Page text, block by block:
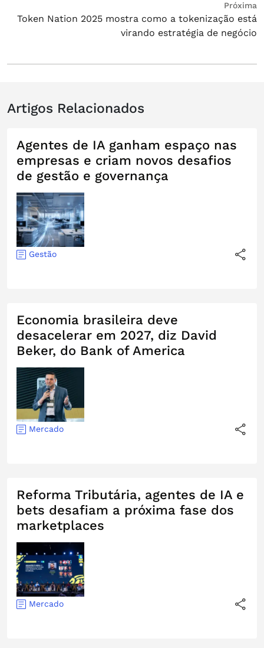
Próxima
post:
Token Nation 2025 mostra como a tokenização está
virando estratégia de negócio
Artigos Relacionados
Agentes de IA ganham espaço nas
empresas e criam novos desafios
de gestão e governança
Gestão
Economia brasileira deve
desacelerar em 2027, diz David
Beker, do Bank of America
Mercado
Reforma Tributária, agentes de IA e
bets desafiam a próxima fase dos
marketplaces
Mercado